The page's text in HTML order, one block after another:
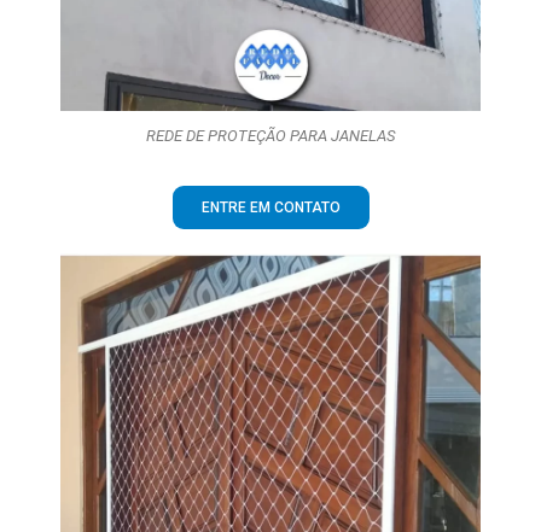
REDE DE PROTEÇÃO PARA JANELAS
ENTRE EM CONTATO